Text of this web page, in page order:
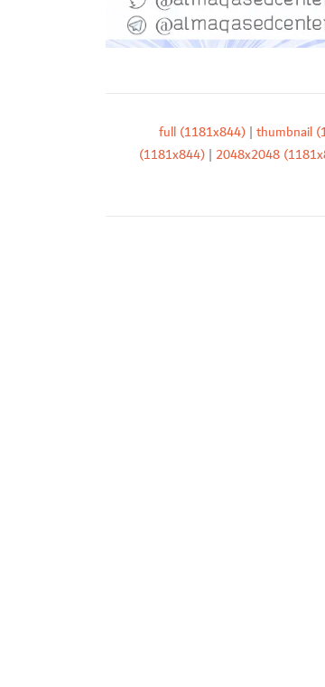
full (1181x844) | thumbnail
(1181x844) | 2048x2048